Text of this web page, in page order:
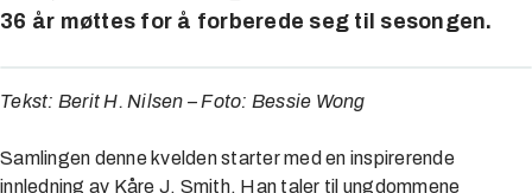
36 år møttes for å forberede seg til sesongen.
Tekst: Berit H. Nilsen – Foto: Bessie Wong
Samlingen denne kvelden starter med en inspirerende
innledning av Kåre J. Smith. Han taler til ungdommene